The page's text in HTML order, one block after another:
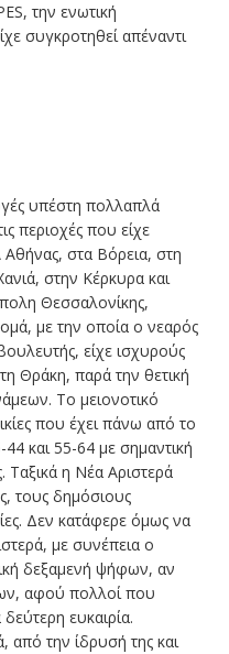
την ενωτική
συγκροτηθεί απέναντι
υπέστη πολλαπλά
περιοχές που είχε
στα Βόρεια, στη
στην Κέρκυρα και
Θεσσαλονίκης,
με την οποία ο νεαρός
είχε ισχυρούς
Θράκη, παρά την θετική
Το μειονοτικό
που έχει πάνω από το
και 55-64 με σημαντική
Ταξικά η Νέα Αριστερά
τους δημόσιους
Δεν κατάφερε όμως να
με συνέπεια ο
δεξαμενή ψήφων, αν
αφού πολλοί που
ευκαιρία.
από την ίδρυσή της και